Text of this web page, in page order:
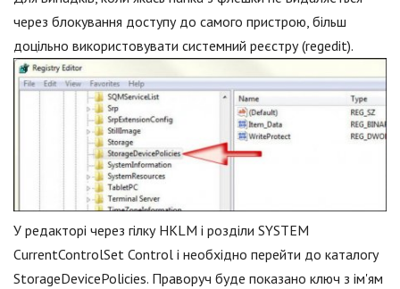
через блокування доступу до самого пристрою, більш
доцільно використовувати системний реєстру (regedit).
У редакторі через гілку HKLM і розділи SYSTEM
CurrentControlSet Control і необхідно перейти до каталогу
StorageDevicePolicies. Праворуч буде показано ключ з ім'ям